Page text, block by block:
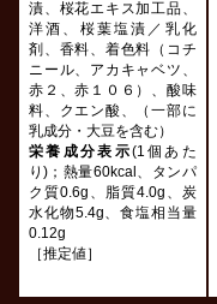
漬、桜花エキス加工品、
洋酒、桜葉塩漬／乳化
剤、香料、着色料（コチ
ニール、アカキャベツ、
赤２、赤１０６）、酸味
料、クエン酸、（一部に
乳成分・大豆を含む）
栄養成分表示(1個あた
り)；熱量60kcal、タンパ
ク質0.6g、脂質4.0g、炭
水化物5.4g、食塩相当量
0.12g
［推定値］